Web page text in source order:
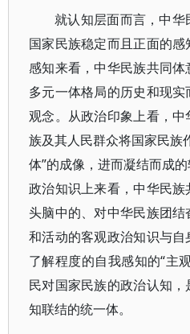
就认知层面而言，中
国家民族稳定而且正面的
感知来看，中华民族共同
多元一体格局的历史和现
观念。从政治印象上看，
族及其人民群众将国家民族
体”的成像，进而凝结而成
政治知识上来看，中华民
头脑中的、对中华民族团
和活动的客观政治知识与
了解程度的自我感知的“主
民对国家民族的政治认知
知联结的统一体。